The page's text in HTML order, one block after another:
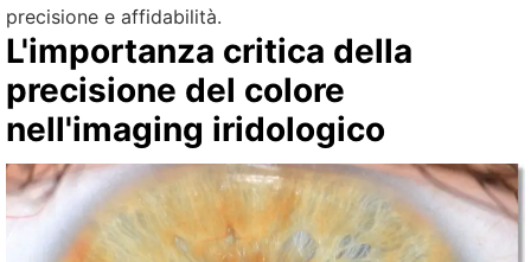
precisione e affidabilità.
L'importanza critica della
precisione del colore
nell'imaging iridologico